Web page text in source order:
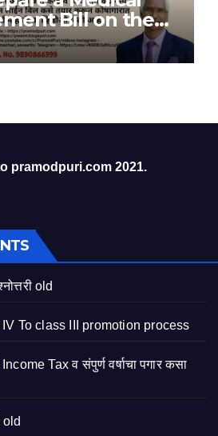
Bill on the
pramodpuri.com 2021.
old
To class III promotion process
Income Tax व संपुर्ण वर्षाचा पगार कसा
old